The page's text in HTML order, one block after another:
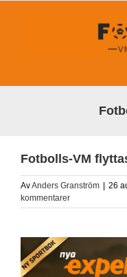
Fotbolls-VM
AvAnders Granström | 26
kommentarer